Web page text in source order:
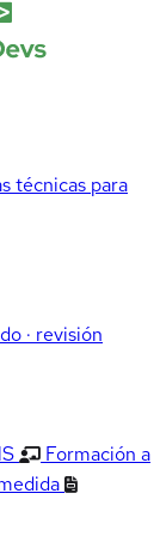
técnicas para
· revisión
Formación a